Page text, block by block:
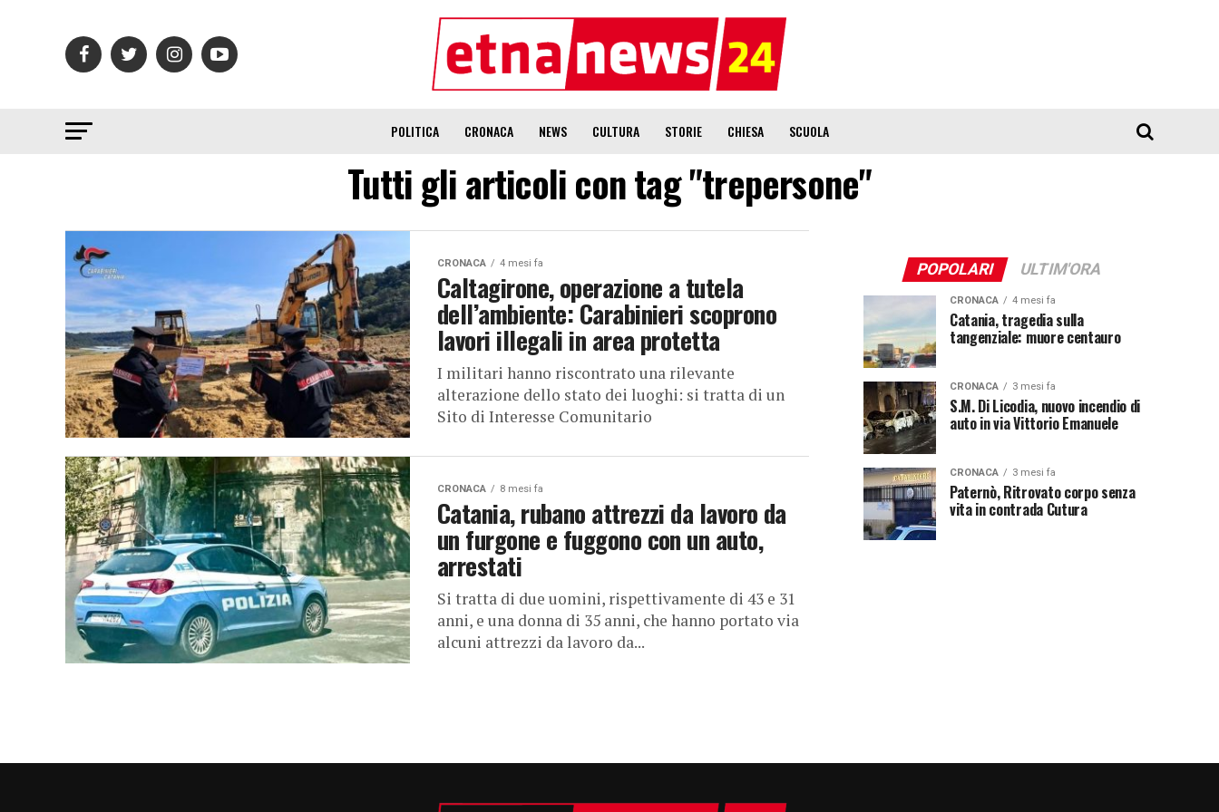
POLITICA CRONACA NEWS CULTURA STORIE CHIESA SCUOLA
Tutti gli articoli con tag "trepersone"
CRONACA 4 mesi fa
Caltagirone, operazione a tutela
dell’ambiente: Carabinieri scoprono
lavori illegali in area protetta
I militari hanno riscontrato una rilevante
alterazione dello stato dei luoghi: si tratta di un
Sito di Interesse Comunitario
CRONACA 8 mesi fa
Catania, rubano attrezzi da lavoro da
un furgone e fuggono con un auto,
arrestati
Si tratta di due uomini, rispettivamente di 43 e 31
anni, e una donna di 35 anni, che hanno portato via
alcuni attrezzi da lavoro da...
POPOLARI ULTIM'ORA
CRONACA 4 mesi fa
Catania, tragedia sulla
tangenziale: muore centauro
CRONACA 3 mesi fa
S.M. Di Licodia, nuovo incendio di
auto in via Vittorio Emanuele
CRONACA 3 mesi fa
Paternò, Ritrovato corpo senza
vita in contrada Cutura